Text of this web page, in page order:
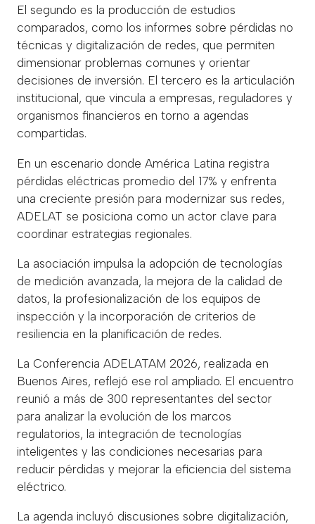
El segundo es la producción de estudios
comparados, como los informes sobre pérdidas no
técnicas y digitalización de redes, que permiten
dimensionar problemas comunes y orientar
decisiones de inversión. El tercero es la articulación
institucional, que vincula a empresas, reguladores y
organismos financieros en torno a agendas
compartidas.
En un escenario donde América Latina registra
pérdidas eléctricas promedio del 17% y enfrenta
una creciente presión para modernizar sus redes,
ADELAT se posiciona como un actor clave para
coordinar estrategias regionales.
La asociación impulsa la adopción de tecnologías
de medición avanzada, la mejora de la calidad de
datos, la profesionalización de los equipos de
inspección y la incorporación de criterios de
resiliencia en la planificación de redes.
La Conferencia ADELATAM 2026, realizada en
Buenos Aires, reflejó ese rol ampliado. El encuentro
reunió a más de 300 representantes del sector
para analizar la evolución de los marcos
regulatorios, la integración de tecnologías
inteligentes y las condiciones necesarias para
reducir pérdidas y mejorar la eficiencia del sistema
eléctrico.
La agenda incluyó discusiones sobre digitalización,